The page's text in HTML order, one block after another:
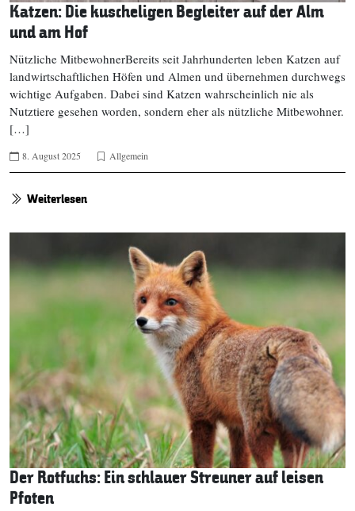
Katzen: Die kuscheligen Begleiter auf der Alm
und am Hof
Nützliche MitbewohnerBereits seit Jahrhunderten leben Katzen auf
landwirtschaftlichen Höfen und Almen und übernehmen durchwegs
wichtige Aufgaben. Dabei sind Katzen wahrscheinlich nie als
Nutztiere gesehen worden, sondern eher als nützliche Mitbewohner.
[…]
8. August 2025 Allgemein
Weiterlesen
Der Rotfuchs: Ein schlauer Streuner auf leisen
Pfoten